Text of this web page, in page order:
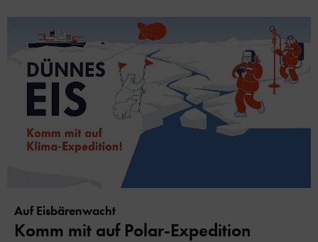
Auf Eisbärenwacht
Komm mit auf Polar-Expedition